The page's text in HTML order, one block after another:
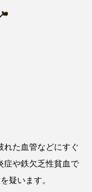
れた血管などにすぐ
症や鉄欠乏性貧血で
疑います。